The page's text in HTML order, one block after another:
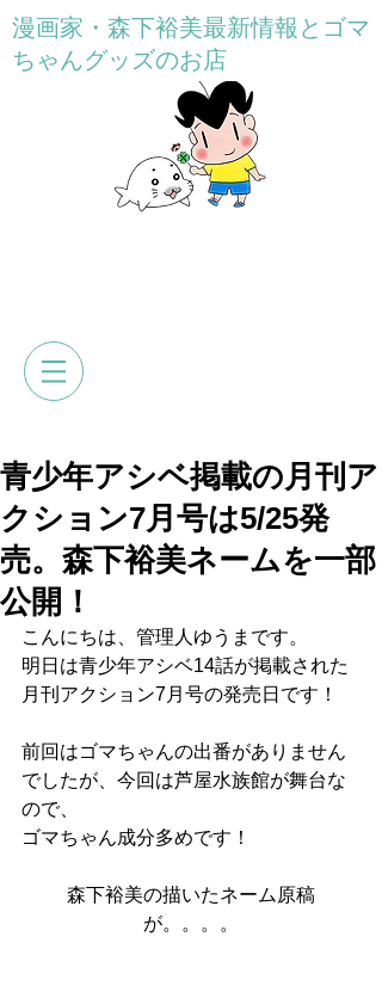
漫画家・森下裕美最新情報とゴマ
ちゃんグッズのお店
青少年アシベ掲載の月刊ア
クション7月号は5/25発
売。森下裕美ネームを一部
公開！
こんにちは、管理人ゆうまです。
明日は青少年アシベ14話が掲載された
月刊アクション7月号の発売日です！
前回はゴマちゃんの出番がありません
でしたが、今回は芦屋水族館が舞台な
ので、
ゴマちゃん成分多めです！
森下裕美の描いたネーム原稿
が。。。。